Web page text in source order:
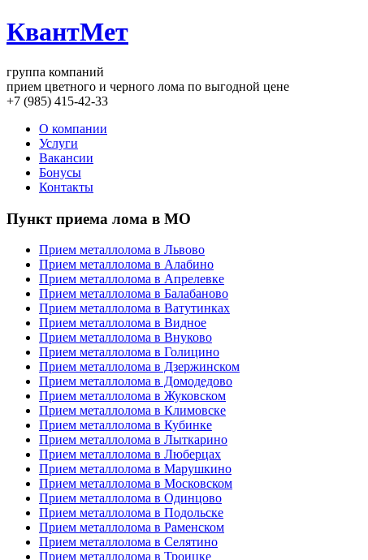
КвантМет
группа компаний
прием цветного и черного лома по выгодной цене
+7 (985) 415-42-33
О компании
Услуги
Вакансии
Бонусы
Контакты
Пункт приема лома в МО
Прием металлолома в Львово
Прием металлолома в Алабино
Прием металлолома в Апрелевке
Прием металлолома в Балабаново
Прием металлолома в Ватутинках
Прием металлолома в Видное
Прием металлолома в Внуково
Прием металлолома в Голицино
Прием металлолома в Дзержинском
Прием металлолома в Домодедово
Прием металлолома в Жуковском
Прием металлолома в Климовске
Прием металлолома в Кубинке
Прием металлолома в Лыткарино
Прием металлолома в Люберцах
Прием металлолома в Марушкино
Прием металлолома в Московском
Прием металлолома в Одинцово
Прием металлолома в Подольске
Прием металлолома в Раменском
Прием металлолома в Селятино
Прием металлолома в Троицке